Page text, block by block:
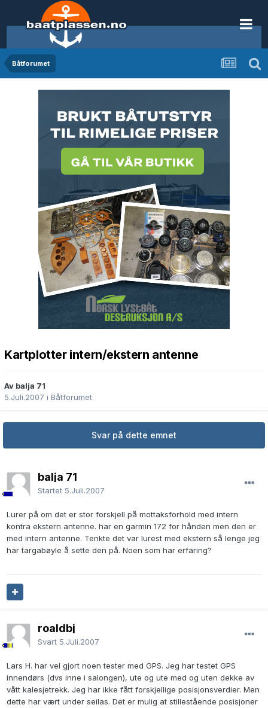
Båtforumet
Kartplotter intern/ekstern antenne
Av balja 71
5.Juli.2007 i Båtforumet
Svar på dette emnet
balja 71
Startet 5.Juli.2007
Lurer på om det er stor forskjell på mottaksforhold med intern
kontra ekstern antenne. har en garmin 172 for hånden men den er
med intern antenne. Tenkte det var lurest med ekstern så lenge jeg
har targabøyle å sette den på. Noen som har erfaring?
roaldbj
Svart 5.Juli.2007
Lars H. har vel gjort noen tester med GPS. Jeg har testet GPS
innendørs (dvs inne i salongen), ute og ute med og uten dekke av
vått kalesjetrekk. Jeg har ikke fått forskjellige posisjonsverdier. Men
dette har vært under seilas. Det er mulig at stillestående posisjoner